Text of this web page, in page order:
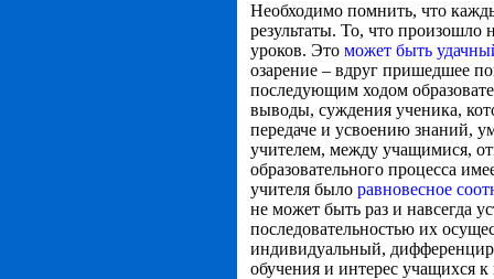
Необходимо помнить, что
результаты. То, что произошло
уроков. Это может быть
озарение – вдруг пришедшее
последующим ходом
выводы, суждения ученика,
передаче и усвоению знаний,
учителем, между учащимися,
образовательного процесса
учителя было равновесное
не может быть раз и навсегда
последовательностью их
индивидуальный,
обучения и интерес учащихся к